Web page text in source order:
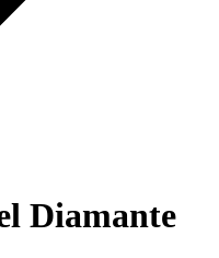
Diamante